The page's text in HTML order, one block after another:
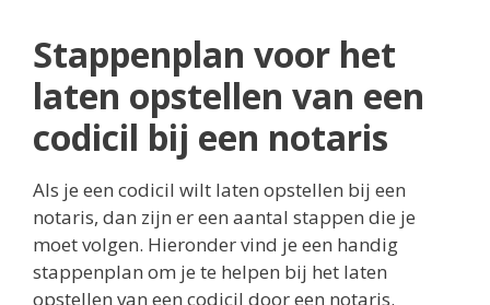
Stappenplan voor het
laten opstellen van een
codicil bij een notaris
Als je een codicil wilt laten opstellen bij een
notaris, dan zijn er een aantal stappen die je
moet volgen. Hieronder vind je een handig
stappenplan om je te helpen bij het laten
opstellen van een codicil door een notaris.